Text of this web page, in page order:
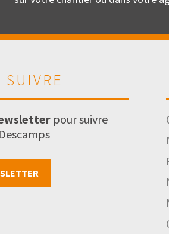
SUIVRE
pour suivre